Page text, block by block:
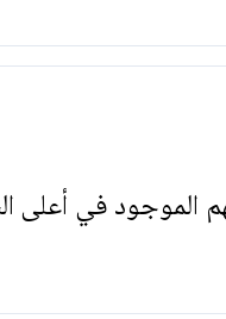
الموجود في